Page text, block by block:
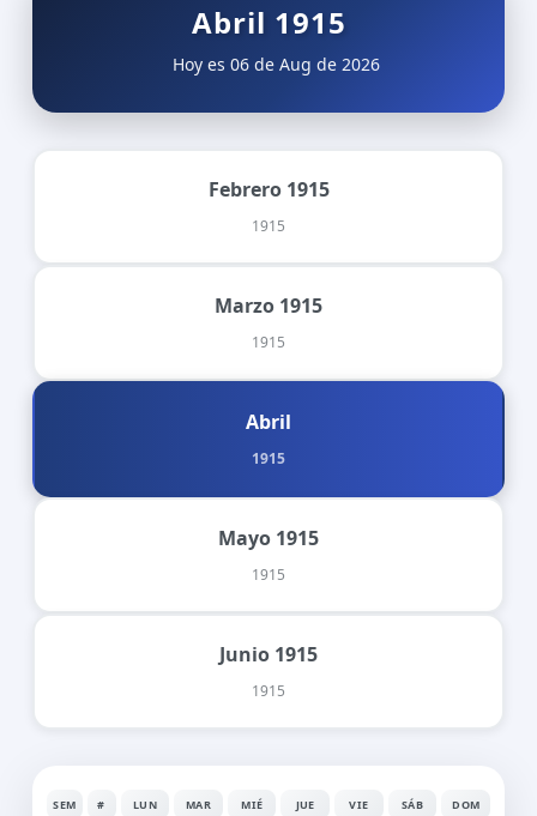
Abril 1915
Hoy es 06 de Aug de 2026
Febrero 1915
1915
Marzo 1915
1915
Abril
1915
Mayo 1915
1915
Junio 1915
1915
SEM # LUN MAR MIÉ JUE VIE SÁB DOM